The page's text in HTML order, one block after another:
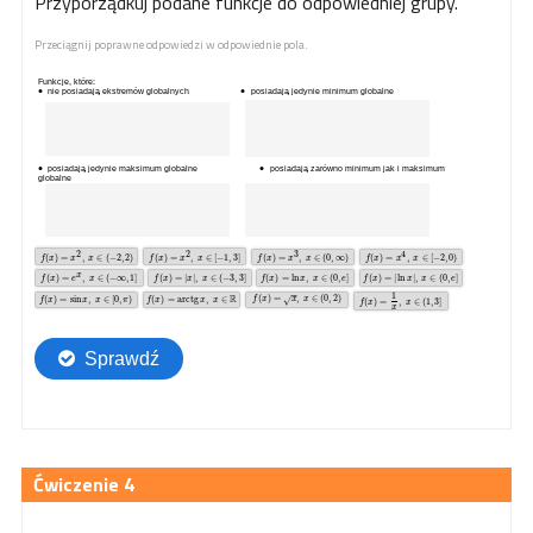
Przeciągnij poprawne odpowiedzi w odpowiednie pola.
4